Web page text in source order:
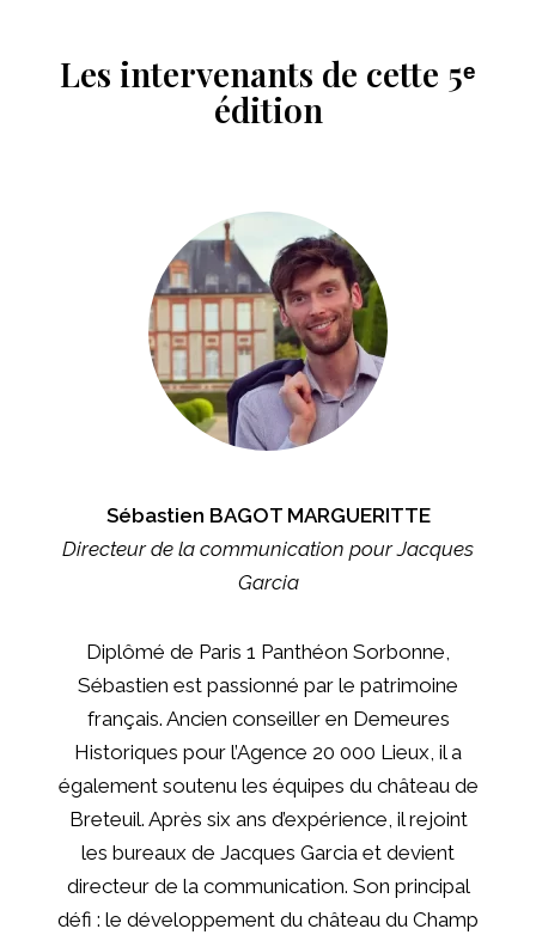
Les intervenants de cette 5ᵉ
édition
Sébastien BAGOT MARGUERITTE
Directeur de la communication pour Jacques
Garcia
Diplômé de Paris 1 Panthéon Sorbonne,
Sébastien est passionné par le patrimoine
français. Ancien conseiller en Demeures
Historiques pour l’Agence 20 000 Lieux, il a
également soutenu les équipes du château de
Breteuil. Après six ans d’expérience, il rejoint
les bureaux de Jacques Garcia et devient
directeur de la communication. Son principal
défi : le développement du château du Champ